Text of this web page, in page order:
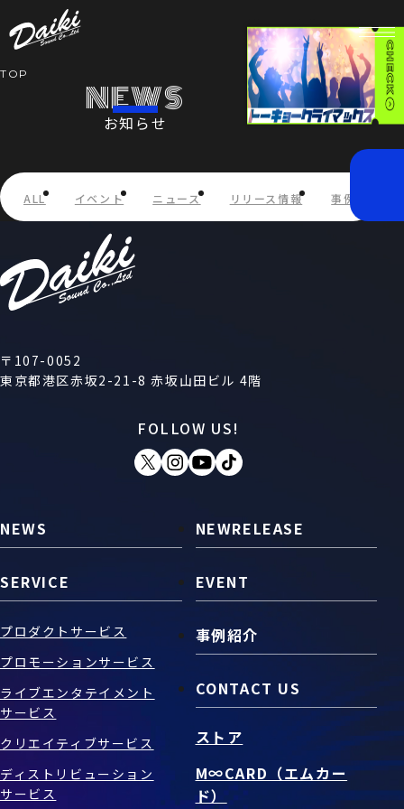
SNS
お問い合わせ
NEWS
SERVICE
COMPANY
STORE
TOP
NEWS
お知らせ
ALL イベント ニュース リリース情報 事例紹介
〒107-0052
東京都港区赤坂2-21-8 赤坂山田ビル 4階
FOLLOW US!
NEWS
SERVICE
プロダクトサービス
プロモーションサービス
ライブエンタテイメント
サービス
クリエイティブサービス
ディストリビューション
サービス
NEWRELEASE
EVENT
事例紹介
CONTACT US
ストア
M∞CARD（エムカー
ド）